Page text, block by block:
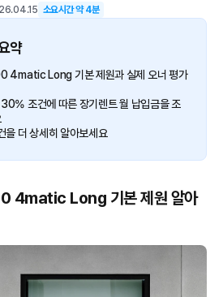
소요시간 약4분
약
4matic Long 기본 제원과 실제 오너 평가
조건에 따른 장기렌트 월 납입금을 조
을 더 상세히 알아보세요
4matic Long 기본 제원 알아